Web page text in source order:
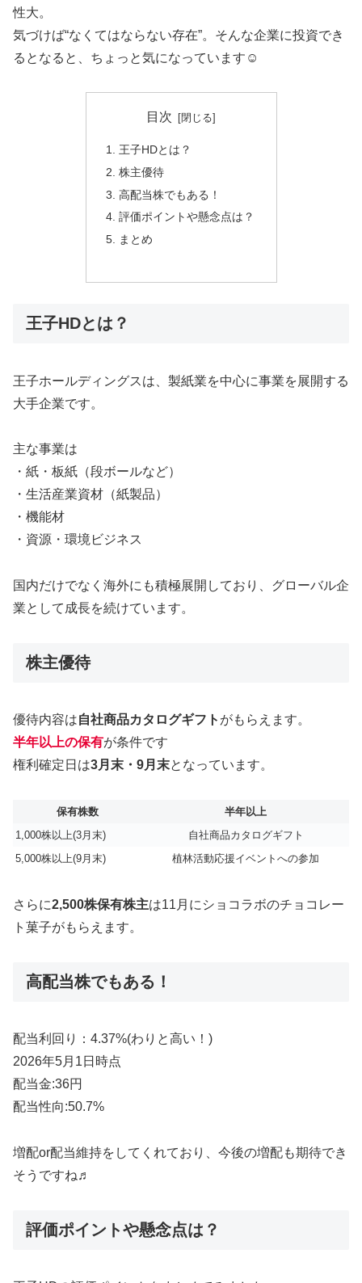
性大。
気づけば“なくてはならない存在”。そんな企業に投資でき
るとなると、ちょっと気になっています☺︎
目次
王子HDとは？
株主優待
高配当株でもある！
評価ポイントや懸念点は？
まとめ
王子HDとは？
王子ホールディングスは、製紙業を中心に事業を展開する
大手企業です。
主な事業は
・紙・板紙（段ボールなど）
・生活産業資材（紙製品）
・機能材
・資源・環境ビジネス
国内だけでなく海外にも積極展開しており、グローバル企
業として成長を続けています。
株主優待
優待内容は自社商品カタログギフト がもらえます。
半年以上の保有が条件です
権利確定日は3月末・9月末となっています。
保有株数
半年以上
1,000株以上(3月末)
自社商品カタログギフト
5,000株以上(9月末)
植林活動応援イベントへの参加
さらに2,500株保有株主は11月にショコラボのチョコレー
ト菓子がもらえます。
高配当株でもある！
配当利回り：4.37%(わりと高い！)
2026年5月1日時点
配当金:36円
配当性向:50.7%
増配or配当維持をしてくれており、今後の増配も期待でき
そうですね♬
評価ポイントや懸念点は？